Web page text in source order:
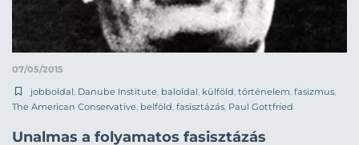
07/05/2015
jobboldal Danube Institute baloldal külföld történelem fasizmus
The American Conservative belföld fasisztázás Paul Gottfried
Unalmas a folyamatos fasisztázás